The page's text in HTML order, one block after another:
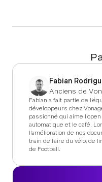
Fabian
Anciens de
Fabian a fait partie de
développeurs chez
passionné qui aime
automatique et le café.
l'amélioration de nos
train de faire du vélo, de
de Football.